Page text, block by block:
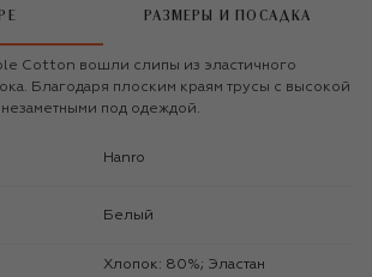
РАЗМЕРЫ И ПОСАДКА
Cotton вошли слипы из эластичного
Благодаря плоским краям трусы с высокой
незаметными под одеждой.
Hanro
Белый
Хлопок: 80%; Эластан